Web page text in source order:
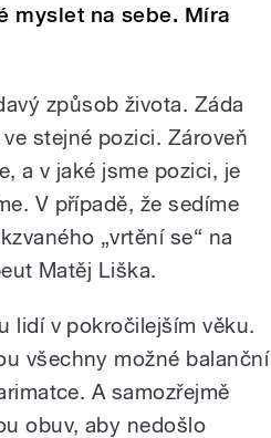
myslet na sebe. Míra
způsob života. Záda
stejné pozici. Zároveň
a v jaké jsme pozici, je
V případě, že sedíme
„vrtění se“ na
Matěj Liška.
lidí v pokročilejším věku.
všechny možné balanční
A samozřejmě
obuv, aby nedošlo